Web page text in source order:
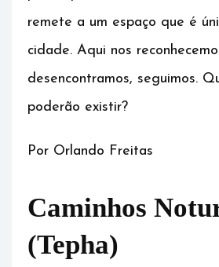
remete a um espaço que é
cidade. Aqui nos
desencontramos, seguimos.
poderão existir?
Por Orlando Freitas
Caminhos
(Tepha)